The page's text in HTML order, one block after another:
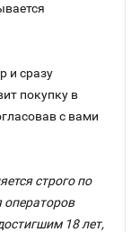
и сразу
покупку в
с вами
строго по
операторов
18 лет,